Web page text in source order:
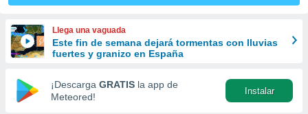
y
forma
digital
basada
Llega una vaguada
Este fin de semana dejará tormentas con lluvias
fuertes y granizo en España
¡Descarga GRATIS la app de
Meteored!
Instalar